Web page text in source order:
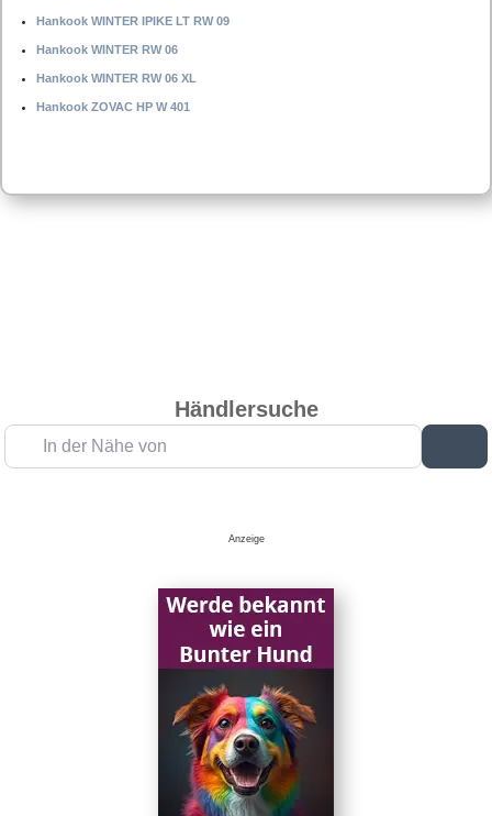
Hankook WINTER IPIKE LT RW 09
Hankook WINTER RW 06
Hankook WINTER RW 06 XL
Hankook ZOVAC HP W 401
Händlersuche
In der Nähe von
Anzeige